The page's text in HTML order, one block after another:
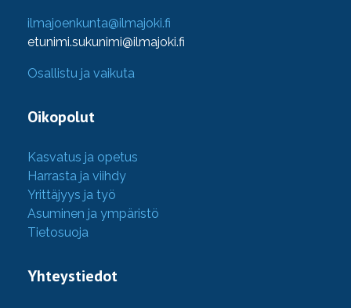
ilmajoenkunta@ilmajoki.fi
etunimi.sukunimi@ilmajoki.fi
Osallistu ja vaikuta
Oikopolut
Kasvatus ja opetus
Harrasta ja viihdy
Yrittäjyys ja työ
Asuminen ja ympäristö
Tietosuoja
Yhteystiedot